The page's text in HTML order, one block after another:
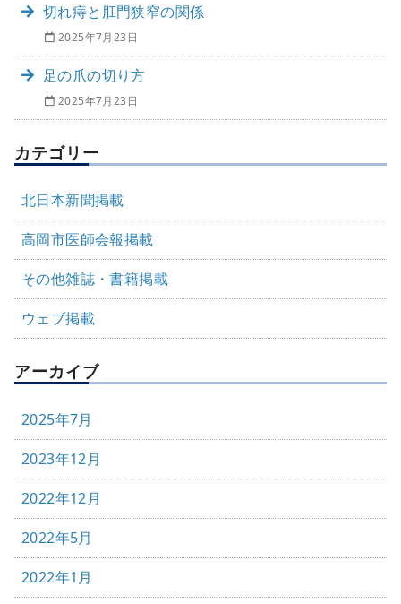
切れ痔と肛門狭窄の関係
2025年7月23日
足の爪の切り方
2025年7月23日
カテゴリー
北日本新聞掲載
高岡市医師会報掲載
その他雑誌・書籍掲載
ウェブ掲載
アーカイブ
2025年7月
2023年12月
2022年12月
2022年5月
2022年1月